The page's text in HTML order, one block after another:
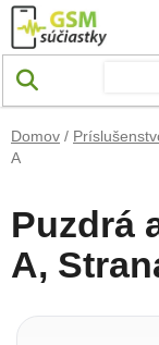
Prejsť na obsah
Domov /
A
Puzdrá
A,